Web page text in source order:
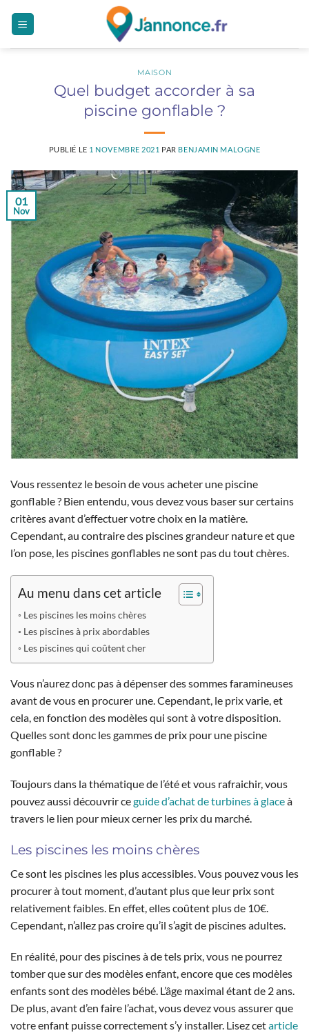
MAISON
Quel budget accorder à sa
piscine gonflable ?
PUBLIÉ LE 1 NOVEMBRE 2021 PAR BENJAMIN MALOGNE
01
Nov
Vous ressentez le besoin de vous acheter une piscine
gonflable ? Bien entendu, vous devez vous baser sur certains
critères avant d’effectuer votre choix en la matière.
Cependant, au contraire des piscines grandeur nature et que
l’on pose, les piscines gonflables ne sont pas du tout chères.
Au menu dans cet article
Les piscines les moins chères
Les piscines à prix abordables
Les piscines qui coûtent cher
Vous n’aurez donc pas à dépenser des sommes faramineuses
avant de vous en procurer une. Cependant, le prix varie, et
cela, en fonction des modèles qui sont à votre disposition.
Quelles sont donc les gammes de prix pour une piscine
gonflable ?
Toujours dans la thématique de l’été et vous rafraichir, vous
pouvez aussi découvrir ceguide d’achat de turbines à glaceà
travers le lien pour mieux cerner les prix du marché.
Les piscines les moins chères
Ce sont les piscines les plus accessibles. Vous pouvez vous les
procurer à tout moment, d’autant plus que leur prix sont
relativement faibles. En effet, elles coûtent plus de 10€.
Cependant, n’allez pas croire qu’il s’agit de piscines adultes.
En réalité, pour des piscines à de tels prix, vous ne pourrez
tomber que sur des modèles enfant, encore que ces modèles
enfants sont des modèles bébé. L’âge maximal étant de 2 ans.
De plus, avant d’en faire l’achat, vous devez vous assurer que
votre enfant puisse correctement s’y installer. Lisez cetarticle